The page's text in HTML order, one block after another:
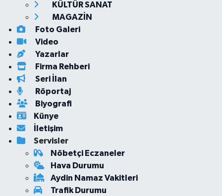
KÜLTÜR SANAT
MAGAZİN
Foto Galeri
Video
Yazarlar
Firma Rehberi
Seri İlan
Röportaj
Biyografi
Künye
İletişim
Servisler
Nöbetçi Eczaneler
Hava Durumu
Aydin Namaz Vakitleri
Trafik Durumu